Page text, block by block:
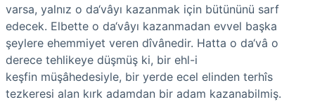
varsa, yalnız o da‘vâyı kazanmak için bütününü sarf
edecek. Elbette o da‘vâyı kazanmadan evvel başka
şeylere ehemmiyet veren dîvânedir. Hatta o da‘vâ o
derece tehlikeye düşmüş ki, bir ehl-i
keşfin müşâhedesiyle, bir yerde ecel elinden terhîs
tezkeresi alan kırk adamdan bir adam kazanabilmiş.